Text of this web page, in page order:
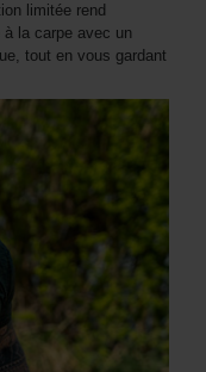
limitée rend
la carpe avec un
tout en vous gardant